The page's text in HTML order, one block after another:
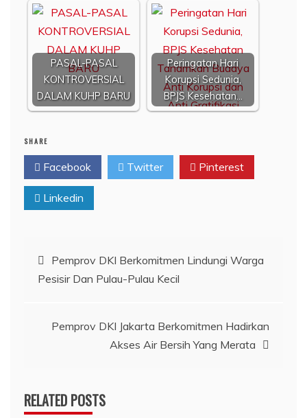
PASAL-PASAL
KONTROVERSIAL
DALAM KUHP BARU
Peringatan Hari
Korupsi Sedunia,
BPJS Kesehatan…
SHARE
Facebook Twitter Pinterest
Linkedin
Navigasi
pos
Pemprov DKI Berkomitmen Lindungi Warga
Pesisir Dan Pulau-Pulau Kecil
Pemprov DKI Jakarta Berkomitmen Hadirkan
Akses Air Bersih Yang Merata
RELATED POSTS